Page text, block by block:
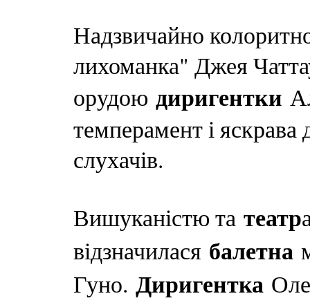
Надзвичайно
лихоманка" Джея
орудою диригентки
темперамент і яскрава
слухачів.
Вишуканістю та театр
відзначилася балетна
Гуно. Диригентка